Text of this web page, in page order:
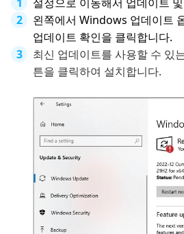
왼쪽에서 Windows 업데이트
업데이트 확인을 클릭합니다.
최신 업데이트를 사용할 수 있
튼을 클릭하여 설치합니다.